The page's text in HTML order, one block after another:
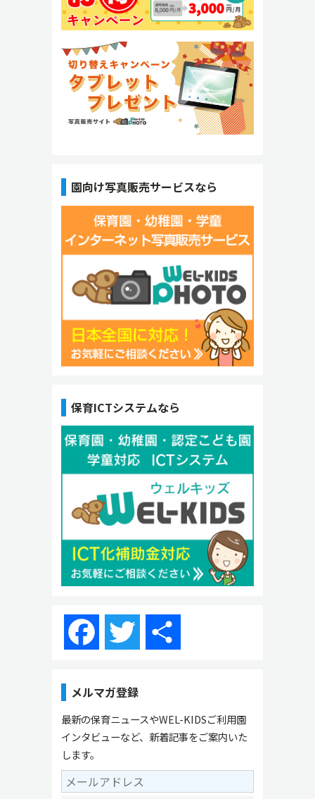
園向け写真販売サービスなら
保育ICTシステムなら
FacebookTwitter
メルマガ登録
最新の保育ニュースやWEL-KIDSご利用園
インタビューなど、新着記事をご案内いた
します。